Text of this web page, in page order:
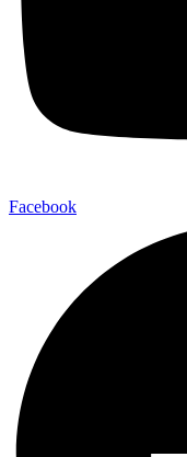
Facebook